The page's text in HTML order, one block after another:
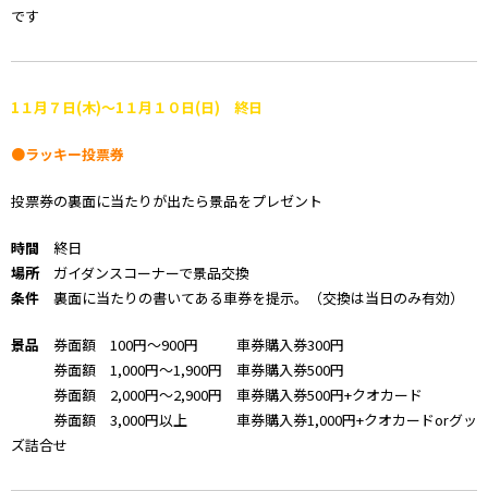
です
1１月７日(木)～1１月１０日(日) 終日
●ラッキー投票券
投票券の裏面に当たりが出たら景品をプレゼント
時間 終日
場所ガイダンスコーナーで景品交換
条件 裏面に当たりの書いてある車券を提示。（交換は当日のみ有効）
景品 券面額 100円～900円 車券購入券300円
券面額 1,000円～1,900円 車券購入券500円
券面額 2,000円～2,900円 車券購入券500円+クオカード
券面額 3,000円以上 車券購入券1,000円+クオカードorグッ
ズ詰合せ